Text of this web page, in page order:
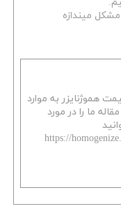
میندازه
هموژنایزر به موارد
ما را در مورد
https://